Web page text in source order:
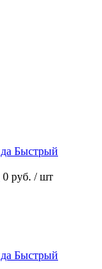
Быстрый
0 руб. / шт
Быстрый